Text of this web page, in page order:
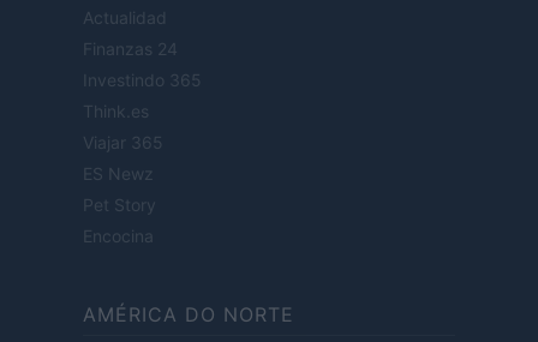
Actualidad
Finanzas 24
Investindo 365
Think.es
Viajar 365
ES Newz
Pet Story
Encocina
AMÉRICA DO NORTE